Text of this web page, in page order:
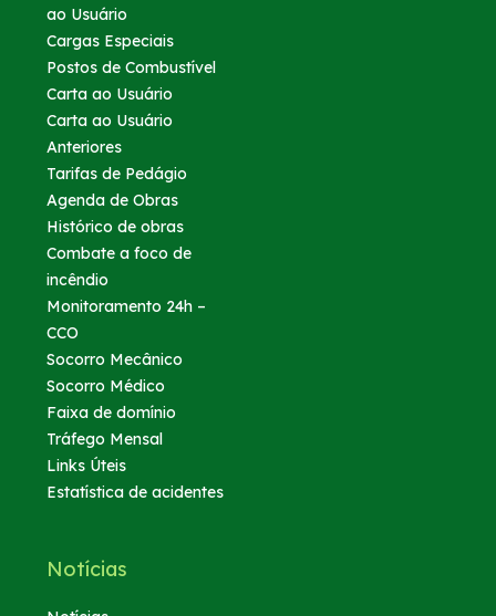
ao Usuário
Cargas Especiais
Postos de Combustível
Carta ao Usuário
Carta ao Usuário
Anteriores
Tarifas de Pedágio
Agenda de Obras
Histórico de obras
Combate a foco de
incêndio
Monitoramento 24h –
CCO
Socorro Mecânico
Socorro Médico
Faixa de domínio
Tráfego Mensal
Links Úteis
Estatística de acidentes
Notícias